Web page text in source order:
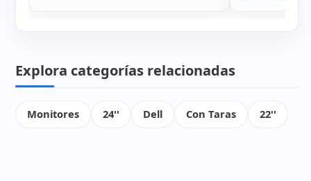
Explora categorías relacionadas
Monitores 24'' Dell Con Taras 22''